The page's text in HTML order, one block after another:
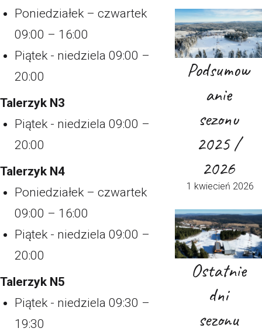
Poniedziałek – czwartek
09:00 – 16:00
Piątek - niedziela 09:00 –
20:00
Talerzyk N3
Piątek - niedziela 09:00 –
20:00
Talerzyk N4
Poniedziałek – czwartek
09:00 – 16:00
Piątek - niedziela 09:00 –
20:00
Talerzyk N5
Piątek - niedziela 09:30 –
19:30
Podsumow
anie
sezonu
2025 /
2026
1 kwiecień 2026
Ostatnie
dni
sezonu